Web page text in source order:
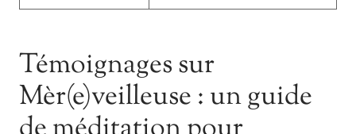
Témoignages sur
Mèr(e)veilleuse : un guide